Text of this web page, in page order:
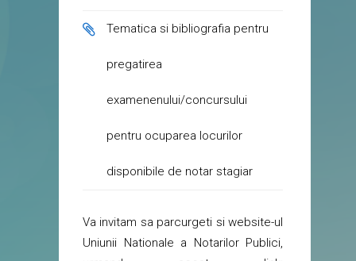
Tematica si bibliografia pentru
pregatirea
examenenului/concursului
pentru ocuparea locurilor
disponibile de notar stagiar
Va invitam sa parcurgeti si website-ul
Uniunii Nationale a Notarilor Publici,